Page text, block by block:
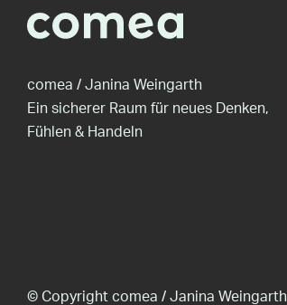
comea / Janina Weingarth
Ein sicherer Raum für neues Denken,
Fühlen & Handeln
© Copyright comea / Janina Weingarth